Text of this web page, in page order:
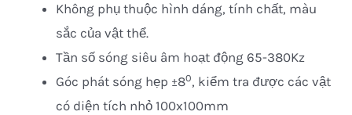
Không phụ thuộc hình dáng, tính chất, màu
sắc của vật thể.
Tần số sóng siêu âm hoạt động 65-380Kz
Góc phát sóng hẹp ±80, kiểm tra được các vật
có diện tích nhỏ 100x100mm